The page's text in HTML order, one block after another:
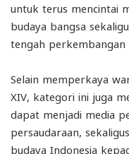
untuk terus mencintai
budaya bangsa
tengah perkembangan
Selain memperkaya
XIV, kategori ini juga
dapat menjadi media
persaudaraan,
budaya Indonesia